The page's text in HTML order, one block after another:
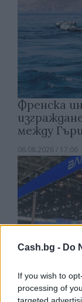
Cash.bg - Do
If you wish to
processing of
targeted
Френска
между
06.08.2026 / 17:06